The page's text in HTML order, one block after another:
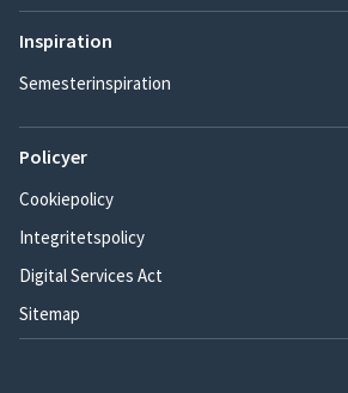
Inspiration
Semesterinspiration
Policyer
Cookiepolicy
Integritetspolicy
Digital Services Act
Sitemap